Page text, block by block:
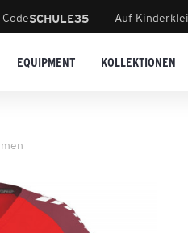
SCHULE35 Auf
EQUIPMENT KOLLEKTIONEN